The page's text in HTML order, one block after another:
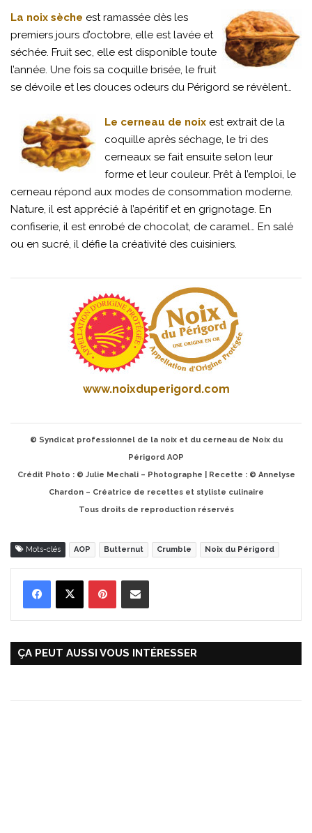
La noix sèche est ramassée dès les
premiers jours d’octobre, elle est lavée et
séchée. Fruit sec, elle est disponible toute
l’année. Une fois sa coquille brisée, le fruit
se dévoile et les douces odeurs du Périgord se révèlent…
Le cerneau de noix est extrait de la
coquille après séchage, le tri des
cerneaux se fait ensuite selon leur
forme et leur couleur. Prêt à l’emploi, le
cerneau répond aux modes de consommation moderne.
Nature, il est apprécié à l’apéritif et en grignotage. En
confiserie, il est enrobé de chocolat, de caramel… En salé
ou en sucré, il défie la créativité des cuisiniers.
www.noixduperigord.com
© Syndicat professionnel de la noix et du cerneau de Noix du
Périgord AOP
Crédit Photo : © Julie Mechali – Photographe | Recette : © Annelyse
Chardon – Créatrice de recettes et styliste culinaire
Tous droits de reproduction réservés
Mots-clés AOP Butternut Crumble Noix du Périgord
ÇA PEUT AUSSI VOUS INTÉRESSER